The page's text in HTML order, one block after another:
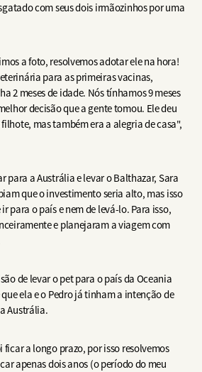
com seus dois irmãozinhos por uma
a foto, resolvemos adotar ele na hora!
para as primeiras vacinas,
2 meses de idade. Nós tínhamos 9 meses
decisão que a gente tomou. Ele deu
mas também era a alegria de casa",
para a Austrália e levar o Balthazar, Sara
que o investimento seria alto, mas isso
para o país e nem de levá-lo. Para isso,
e planejaram a viagem com
de levar o pet para o país da Oceania
ela e o Pedro já tinham a intenção de
Austrália.
ficar a longo prazo, por isso resolvemos
apenas dois anos (o período do meu